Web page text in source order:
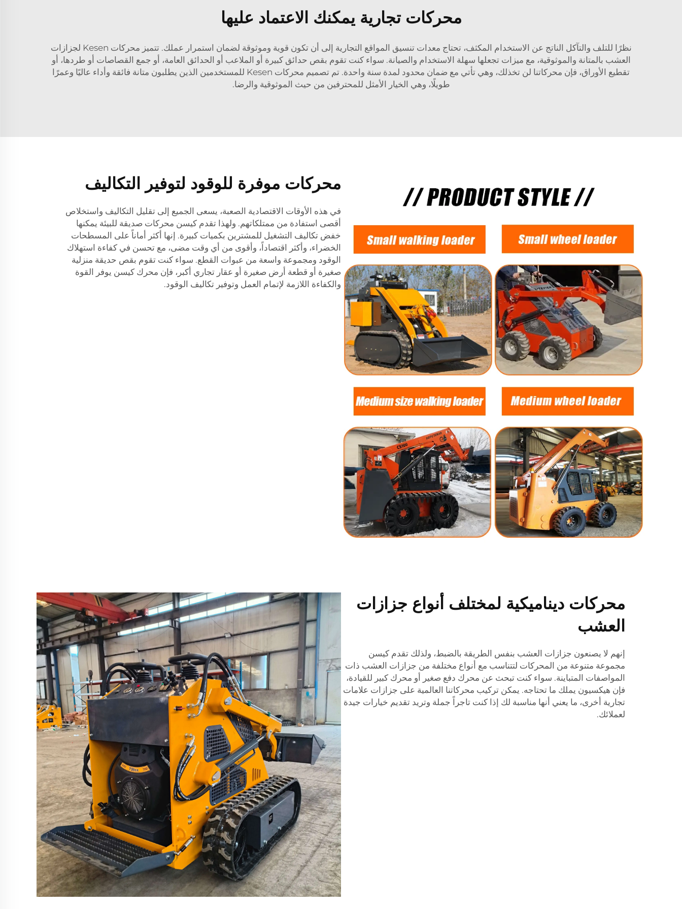
محركات تجارية يمكنك الاعتماد عليها
نظرًا للتلف والتآكل الناتج عن الاستخدام المكثف، تحتاج معدات تنسيق المواقع التجارية إلى أن تكون قوية وموثوقة لضمان استمرار عملك. تتميز محركات Kesen لجزازات
العشب بالمتانة والموثوقية، مع ميزات تجعلها سهلة الاستخدام والصيانة. سواء كنت تقوم بقص حدائق كبيرة أو الملاعب أو الحدائق العامة، أو جمع القصاصات أو طردها، أو
تقطيع الأوراق، فإن محركاتنا لن تخذلك، وهي تأتي مع ضمان محدود لمدة سنة واحدة. تم تصميم محركات Kesen للمستخدمين الذين يطلبون متانة فائقة وأداء عاليًا وعمرًا
طويلًا، وهي الخيار الأمثل للمحترفين من حيث الموثوقية والرضا.
محركات موفرة للوقود لتوفير التكاليف
في هذه الأوقات الاقتصادية الصعبة، يسعى الجميع إلى تقليل التكاليف واستخلاص
أقصى استفادة من ممتلكاتهم. ولهذا تقدم كيسن محركات صديقة للبيئة يمكنها
خفض تكاليف التشغيل للمشترين بكميات كبيرة. إنها أكثر أماناً على المسطحات
الخضراء، وأكثر اقتصاداً، وأقوى من أي وقت مضى، مع تحسن في كفاءة استهلاك
الوقود ومجموعة واسعة من عبوات القطع. سواء كنت تقوم بقص حديقة منزلية
صغيرة أو قطعة أرض صغيرة أو عقار تجاري أكبر، فإن محرك كيسن يوفر القوة
والكفاءة اللازمة لإتمام العمل وتوفير تكاليف الوقود.
محركات ديناميكية لمختلف أنواع جزازات
العشب
إنهم لا يصنعون جزازات العشب بنفس الطريقة بالضبط، ولذلك تقدم كيسن
مجموعة متنوعة من المحركات لتتناسب مع أنواع مختلفة من جزازات العشب ذات
المواصفات المتباينة. سواء كنت تبحث عن محرك دفع صغير أو محرك كبير للقيادة،
فإن هيكسيون يملك ما تحتاجه. يمكن تركيب محركاتنا العالمية على جزازات علامات
تجارية أخرى، ما يعني أنها مناسبة لك إذا كنت تاجراً جملة وتريد تقديم خيارات جيدة
لعملائك.